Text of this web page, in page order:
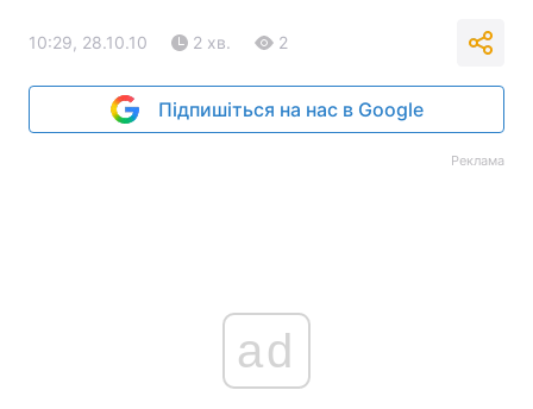
10:29, 28.10.10 2 хв. 2
Підпишіться на нас в Google
Реклама
ad